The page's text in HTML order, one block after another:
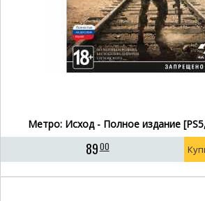
Метро: Исход - Полное издание
8900